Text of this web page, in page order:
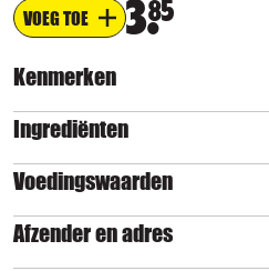
VOEG TOE 385
Kenmerken
Ingrediënten
Voedingswaarden
Afzender en adres